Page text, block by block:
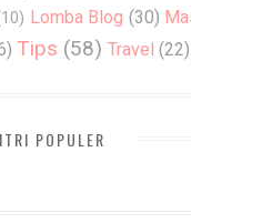
Lomba Blog (30) Masker
Tips (58) Travel (22)
POPULER